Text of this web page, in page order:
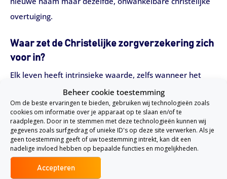
Beheer cookie toestemming
Om de beste ervaringen te bieden, gebruiken wij technologieën zoals
cookies om informatie over je apparaat op te slaan en/of te
raadplegen. Door in te stemmen met deze technologieën kunnen wij
gegevens zoals surfgedrag of unieke ID's op deze site verwerken. Als je
geen toestemming geeft of uw toestemming intrekt, kan dit een
nadelige invloed hebben op bepaalde functies en mogelijkheden.
Accepteren
overtuiging.
Waar zet de Christelijke zorgverzekering zich
voor in?
Elk leven heeft intrinsieke waarde, zelfs wanneer het
volgens menselijke maatstaven niet volmaakt lijkt. Elk
leven is geschapen, gewenst en geliefd door God, en
verdient daarom liefde, zorg, aandacht en bescherming.
Hier zet de christelijke zorgverzekeraar zich voor in:
Bescherming van het leven:
bedenkingen bij behandelingen die het leven